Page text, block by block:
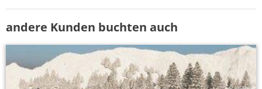
andere Kunden buchten auch